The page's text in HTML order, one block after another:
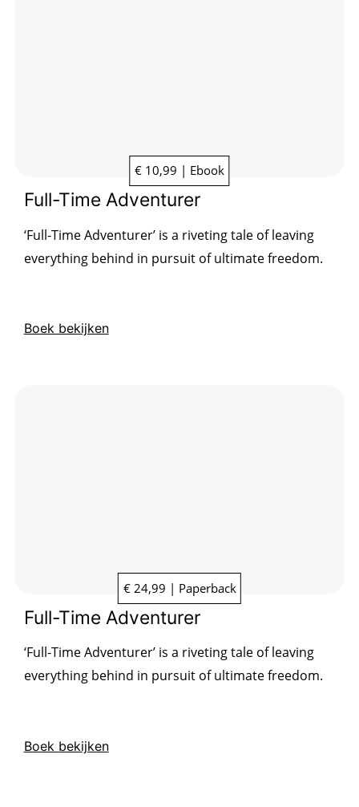
€ 10,99 | Ebook
Full-Time Adventurer
‘Full-Time Adventurer’ is a riveting tale of leaving
everything behind in pursuit of ultimate freedom.
Boek bekijken
€ 24,99 | Paperback
Full-Time Adventurer
‘Full-Time Adventurer’ is a riveting tale of leaving
everything behind in pursuit of ultimate freedom.
Boek bekijken